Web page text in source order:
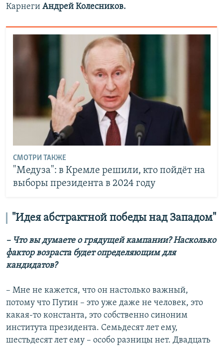
Карнеги Андрей Колесников.
СМОТРИ ТАКЖЕ
"Медуза": в Кремле решили, кто пойдёт на
выборы президента в 2024 году
"Идея абстрактной победы над Западом"
– Что вы думаете о грядущей кампании? Насколько
фактор возраста будет определяющим для
кандидатов?
– Мне не кажется, что он настолько важный,
потому что Путин – это уже даже не человек, это
какая-то константа, это собственно синоним
института президента. Семьдесят лет ему,
шестьдесят лет ему – особо разницы нет. Двадцать